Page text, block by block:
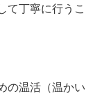
て丁寧に行うこ
の温活（温かい